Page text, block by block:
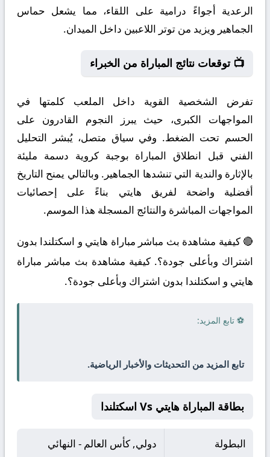
الرعدية أجواءً درامية على اللقاء، مما يشعل حماس
الجماهير ويزيد من توتر اللاعبين داخل الميدان.
📺 توقعات نتائج المباراة من الخبراء
تفرض الشخصية القوية داخل الملعب كلمتها في
المواجهات الكبرى، حيث يبرز النجوم القادرون على
الحسم تحت الضغط. وفي سياق متصل، يُبشر التحليل
الفني قبل انطلاق المباراة بوجبة كروية دسمة مليئة
بالإثارة والندية التي تنشدها الجماهير. وبالتالي يمنح التاريخ
أفضلية واضحة لفريق هايتي بناءً على إحصائيات
المواجهات المباشرة والنتائج المسجلة هذا الموسم.
🔴 كيفية مشاهدة بث مباشر مباراة هايتي و اسكتلندا بدون
اشتراك وبأعلى جودة؟. كيفية مشاهدة بث مباشر مباراة
هايتي و اسكتلندا بدون اشتراك وبأعلى جودة؟.
⚽ تابع المزيد:
تابع المزيد من التحديثات والأخبار الرياضية.
بطاقة المباراة هايتي Vs اسكتلندا
البطولة دولي, كأس العالم - النهائي